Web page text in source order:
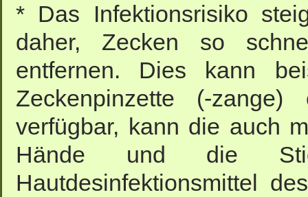
* Das Infektionsrisiko
daher, Zecken so
entfernen. Dies kann
Zeckenpinzette (-
verfügbar, kann die auch
Hände und die
Hautdesinfektionsmittel